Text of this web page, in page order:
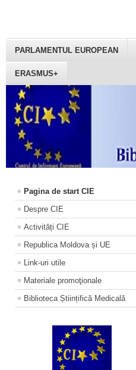
PARLAMENTUL EUROPEAN
ERASMUS+
Pagina de start CIE
Despre CIE
Activități CIE
Republica Moldova și UE
Link-uri utile
Materiale promoţionale
Biblioteca Științifică Medicală